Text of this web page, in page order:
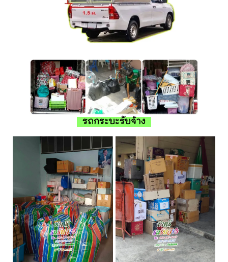
รถกระบะรับจ้าง